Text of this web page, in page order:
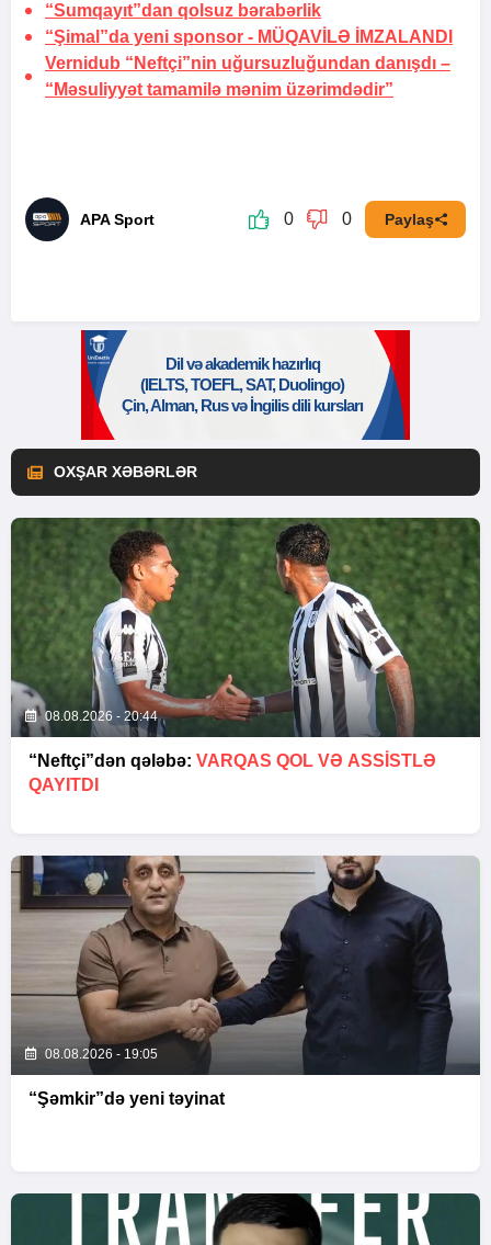
“Sumqayıt”dan qolsuz bərabərlik
“Şimal”da yeni sponsor - MÜQAVİLƏ İMZALANDI
Vernidub “Neftçi”nin uğursuzluğundan danışdı –
“Məsuliyyət tamamilə mənim üzərimdədir”
APA Sport 0 0 Paylaş
OXŞAR XƏBƏRLƏR
08.08.2026 - 20:44
“Neftçi”dən qələbə: VARQAS QOL VƏ ASSİSTLƏ
QAYITDI
08.08.2026 - 19:05
“Şəmkir”də yeni təyinat